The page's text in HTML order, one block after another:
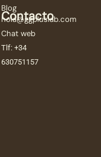
Blog
Contacto
hola@ggpluslab.com
Chat web
Tlf: +34
630751157